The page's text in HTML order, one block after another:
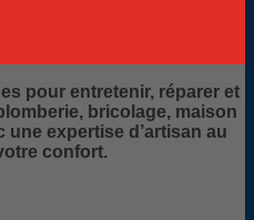
pour entretenir, réparer et
bricolage, maison
expertise d’artisan au
confort.